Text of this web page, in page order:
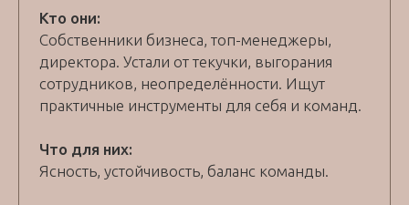
Кто они:
Собственники бизнеса, топ-менеджеры,
директора. Устали от текучки, выгорания
сотрудников, неопределённости. Ищут
практичные инструменты для себя и команд.
Что для них:
Ясность, устойчивость, баланс команды.